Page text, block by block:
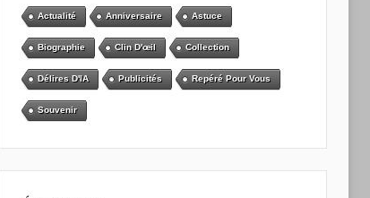
Actualité Anniversaire Astuce
Biographie Clin D'œil Collection
Délires D'IA Publicités Repéré Pour Vous
Souvenir